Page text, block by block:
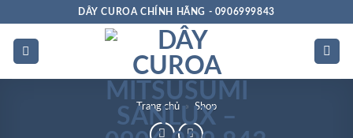
dung
DÂY CUROA CHÍNH HÃNG - 0906999843
Trang chủ » Shop